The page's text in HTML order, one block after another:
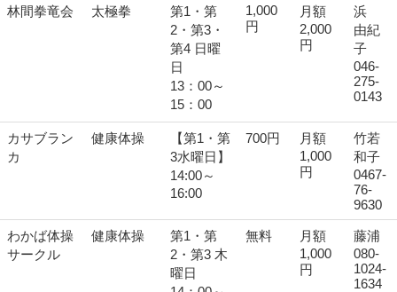
林間拳竜会 太極拳
第1・第
2・第3・
第4 日曜
日
13：00～
15：00
1,000
円
月額
2,000
円
浜
由紀
子
046-
275-
0143
カサブラン
カ
健康体操
【第1・第
3水曜日】
14:00～
16:00
700円
月額
1,000
円
竹若
和子
0467-
76-
9630
わかば体操
サークル
健康体操
第1・第
2・第3 木
曜日
無料
月額
1,000
円
藤浦
080-
1024-
1634